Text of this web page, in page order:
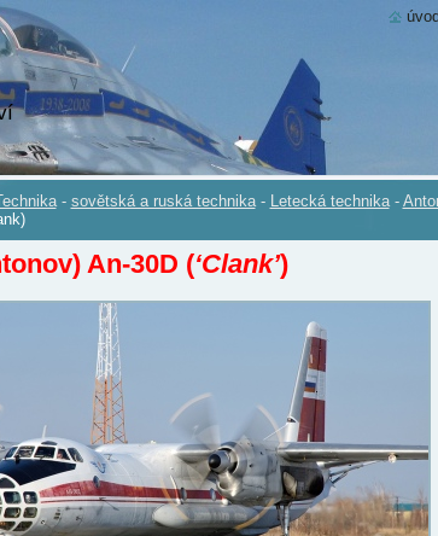
- sovětská a ruská technika - Letecká technika -
An-30D (‘Clank’)